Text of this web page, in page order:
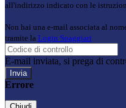
all'indirizzo indicato con le
Non hai una e-mail associata al
tramite la Login Spaggiari
E-mail inviata, si prega di
Errore